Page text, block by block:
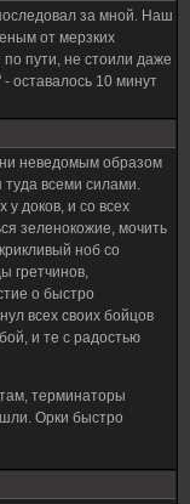
за мной. Наш
от мерзких
пути, не стоили даже
оставалось 10 минут
неведомым образом
туда всеми силами.
доков, и со всех
зеленокожие, мочить
ноб со
гретчинов,
о быстро
всех своих бойцов
и те с радостью
терминаторы
Орки быстро